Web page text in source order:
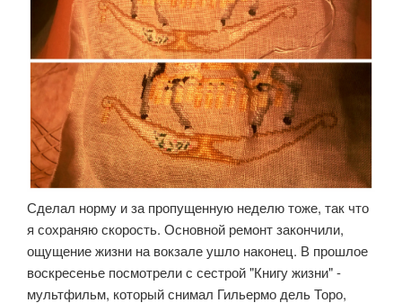
Сделал норму и за пропущенную неделю тоже, так что
я сохраняю скорость. Основной ремонт закончили,
ощущение жизни на вокзале ушло наконец. В прошлое
воскресенье посмотрели с сестрой "Книгу жизни" -
мультфильм, который снимал Гильермо дель Торо,